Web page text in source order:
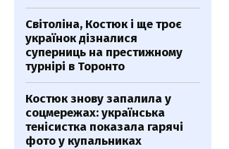
Світоліна, Костюк і ще троє
українок дізналися
суперниць на престижному
турнірі в Торонто
Костюк знову запалила у
соцмережах: українська
тенісистка показала гарячі
фото у купальниках